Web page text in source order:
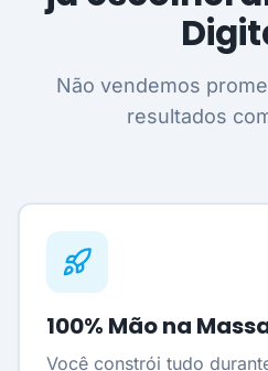
Não vendemos
resultados
100% Mão na
Você constrói tudo